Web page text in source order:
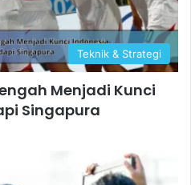
Teknik & Strategi
Menjadi Kunci
Singapura